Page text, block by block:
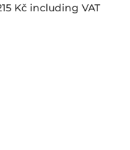
Kč including VAT